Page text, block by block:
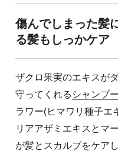
傷んでしまった髪
る髪もしっかケア
ザクロ果実のエキスが
守ってくれる シャンプ
ラワー(ヒマワリ種子エ
リアアザミエキスとマ
が髪とスカルプをケア